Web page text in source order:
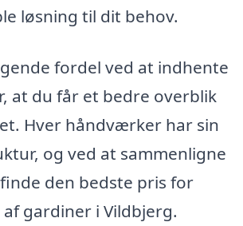
løsning til dit behov.
fordel ved at indhente
at du får et bedre overblik
Hver håndværker har sin
og ved at sammenligne
den bedste pris for
gardiner i Vildbjerg.